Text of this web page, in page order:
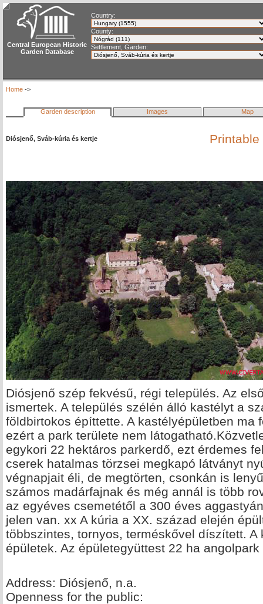
Central European Historic
Garden Database
Country:
County:
Settlement, Garden:
Home ->
Garden description Images Map
Diósjenő, Sváb-kúria és kertje
Diósjenő szép fekvésű, régi település. Az
ismertek. A település szélén álló kastélyt a
földbirtokos építtette. A kastélyépületben ma
ezért a park területe nem
egykori 22 hektáros parkerdő, ezt érdemes
cserek hatalmas törzsei megkapó látványt
végnapjait éli, de megtörten, csonkán is
számos madárfajnak és még annál is több
az egyéves csemetétől a 300 éves
jelen van. xx A kúria a XX. század elején
többszintes, tornyos, terméskővel díszített.
épületek. Az épületegyüttest 22 ha
Address: Diósjenő, n.a.
Openness for the public: